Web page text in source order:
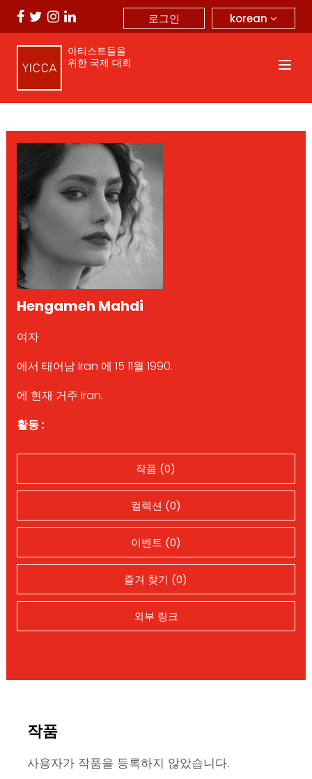
korean
로그인
아티스트들을
위한 국제 대회
Hengameh Mahdi
여자
에서 태어남 Iran 에 15 11월 1990.
에 현재 거주 Iran.
활동 :
작품 (0)
컬렉션 (0)
이벤트 (0)
즐겨 찾기 (0)
외부 링크
작품
사용자가 작품을 등록하지 않았습니다.